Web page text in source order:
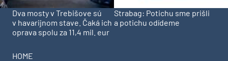
Dva mosty v Trebišove sú
v havarijnom stave. Čaká ich
oprava spolu za 11,4 mil. eur
Strabag: Potichu sme prišli
a potichu odídeme
HOME